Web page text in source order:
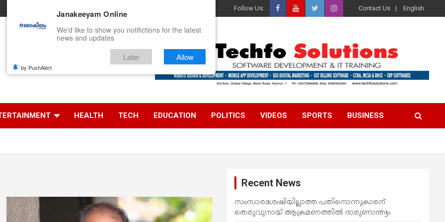
Follow Us: Contact Us English
HEALTH TECH EDUCATION POLITICS VIDEOS SPORTS BUSINESS
Recent News
സംസാരശേഷിയില്ലാത്ത പതിനൊന്നുകാരന്
തെരുവുനായ് ആക്രമണത്തില്‍ ദാരുണാന്ത്യം
Janakeeyam Online
We'd like to show you notifictions for the latest
news and updates
Later Allow
by PushAlert